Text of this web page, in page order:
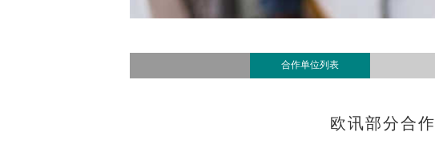
合作单位列表
欧讯部分合